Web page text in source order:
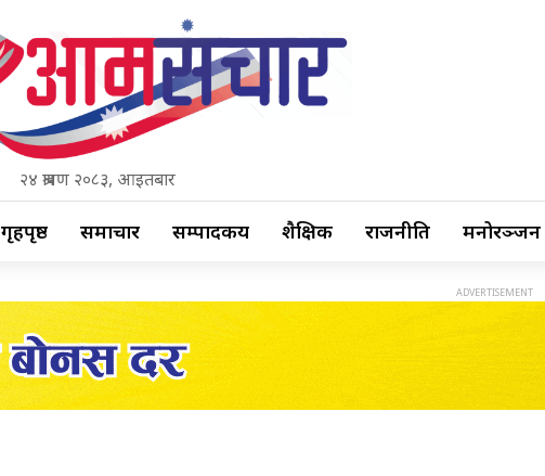
२४ श्रावण २०८३, आइतबार
गृहपृष्ठ समाचार सम्पादकीय शैक्षिक राजनीति मनोरञ्जन